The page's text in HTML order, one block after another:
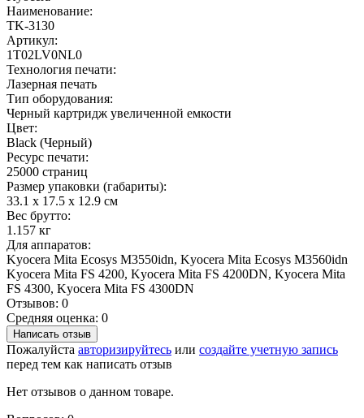
Наименование:
TK-3130
Артикул:
1T02LV0NL0
Технология печати:
Лазерная печать
Тип оборудования:
Черный картридж увеличенной емкости
Цвет:
Black (Черный)
Ресурс печати:
25000 страниц
Размер упаковки (габариты):
33.1 x 17.5 x 12.9 см
Вес брутто:
1.157 кг
Для аппаратов:
Kyocera Mita Ecosys M3550idn, Kyocera Mita Ecosys M3560idn
Kyocera Mita FS 4200, Kyocera Mita FS 4200DN, Kyocera Mita
FS 4300, Kyocera Mita FS 4300DN
Отзывов: 0
Средняя оценка: 0
Написать отзыв
Пожалуйста авторизируйтесь или создайте учетную запись
перед тем как написать отзыв
Нет отзывов о данном товаре.